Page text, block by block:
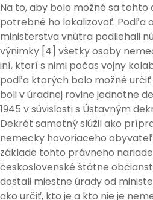
Na to, aby bolo možné sa
potrebné ho lokalizovať. Podľa
ministerstva vnútra podliehali
výnimky [4] všetky osoby
iní, ktorí s nimi počas vojny
podľa ktorých bolo možné
boli v úradnej rovine jednotne
1945 v súvislosti s Ústavným
Dekrét samotný slúžil ako
nemecky hovoriaceho
základe tohto právneho
československé štátne
dostali miestne úrady od
ako určiť, kto je a kto nie je